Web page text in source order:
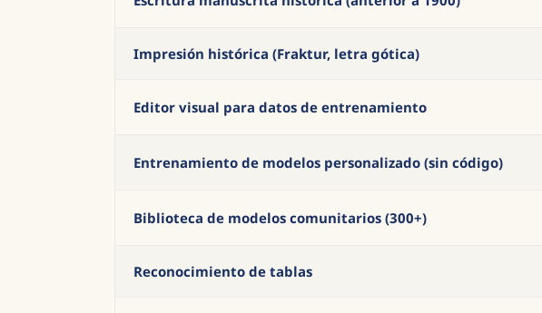
Impresión histórica (Fraktur, letra gótica)
Editor visual para datos de entrenamiento
Entrenamiento de modelos personalizado (sin código)
Biblioteca de modelos comunitarios (300+)
Reconocimiento de tablas